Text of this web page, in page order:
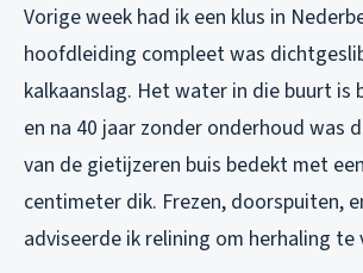
Vorige week had ik een klus in
hoofdleiding compleet was
kalkaanslag. Het water in die buurt is
en na 40 jaar zonder onderhoud was
van de gietijzeren buis bedekt met
centimeter dik. Frezen, doorspuiten,
adviseerde ik relining om herhaling te